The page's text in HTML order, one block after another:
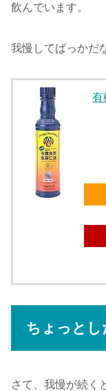
飲んでいます。
我慢してばっかだ
有
ちょっとし
さて、我慢が続く